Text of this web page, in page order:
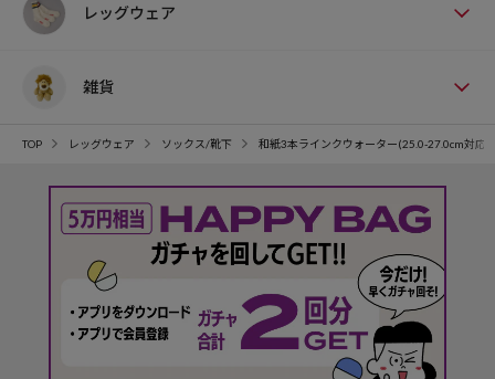
レッグウェア
雑貨
TOP レッグウェア ソックス/靴下 和紙3本ラインクウォーター(25.0-27.0cm対応)